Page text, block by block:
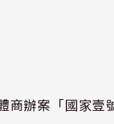
辦案「國家壹號廣